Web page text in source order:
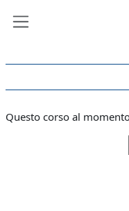
Questo corso al